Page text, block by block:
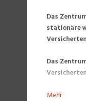
Das
stationäre
Das
In unserem
Mehr